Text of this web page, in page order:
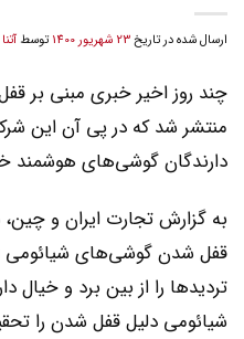
ارسال شده در تاریخ23 شهریور 1400 توسط
چند روز اخیر خبری مبنی بر
منتشر شد که در پی آن این
دارندگان گوشي‌هاي هوشمند
به گزارش تجارت ایران و چین،
قفل شدن گوشي‌هاي شیائومی
تردیدها را از بین برد و خیال
شیائومی دلیل قفل شدن را